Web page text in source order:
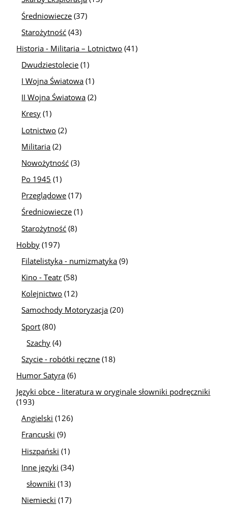
Średniowiecze (37)
Starożytność (43)
Historia - Militaria – Lotnictwo (41)
Dwudziestolecie (1)
I Wojna Światowa (1)
II Wojna Światowa (2)
Kresy (1)
Lotnictwo (2)
Militaria (2)
Nowożytność (3)
Po 1945 (1)
Przeglądowe (17)
Średniowiecze (1)
Starożytność (8)
Hobby (197)
Filatelistyka - numizmatyka (9)
Kino - Teatr (58)
Kolejnictwo (12)
Samochody Motoryzacja (20)
Sport (80)
Szachy (4)
Szycie - robótki ręczne (18)
Humor Satyra (6)
Języki obce - literatura w oryginale słowniki podręczniki
(193)
Angielski (126)
Francuski (9)
Hiszpański (1)
Inne języki (34)
słowniki (13)
Niemiecki (17)